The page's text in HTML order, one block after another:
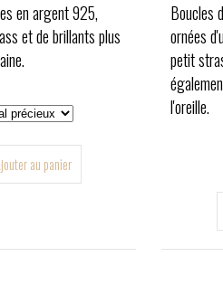
en argent 925,
et de brillants plus
au panier
Boucles
ornées
petit
l'oreille.